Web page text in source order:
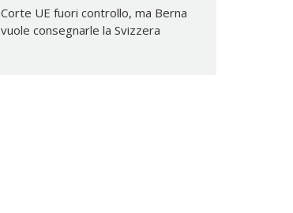
Corte UE fuori controllo, ma Berna
vuole consegnarle la Svizzera